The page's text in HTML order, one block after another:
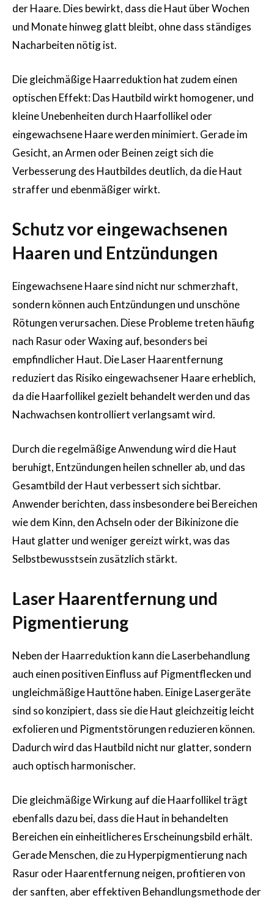
der Haare. Dies bewirkt, dass die Haut über Wochen
und Monate hinweg glatt bleibt, ohne dass ständiges
Nacharbeiten nötig ist.
Die gleichmäßige Haarreduktion hat zudem einen
optischen Effekt: Das Hautbild wirkt homogener, und
kleine Unebenheiten durch Haarfollikel oder
eingewachsene Haare werden minimiert. Gerade im
Gesicht, an Armen oder Beinen zeigt sich die
Verbesserung des Hautbildes deutlich, da die Haut
straffer und ebenmäßiger wirkt.
Schutz vor eingewachsenen
Haaren und Entzündungen
Eingewachsene Haare sind nicht nur schmerzhaft,
sondern können auch Entzündungen und unschöne
Rötungen verursachen. Diese Probleme treten häufig
nach Rasur oder Waxing auf, besonders bei
empfindlicher Haut. Die Laser Haarentfernung
reduziert das Risiko eingewachsener Haare erheblich,
da die Haarfollikel gezielt behandelt werden und das
Nachwachsen kontrolliert verlangsamt wird.
Durch die regelmäßige Anwendung wird die Haut
beruhigt, Entzündungen heilen schneller ab, und das
Gesamtbild der Haut verbessert sich sichtbar.
Anwender berichten, dass insbesondere bei Bereichen
wie dem Kinn, den Achseln oder der Bikinizone die
Haut glatter und weniger gereizt wirkt, was das
Selbstbewusstsein zusätzlich stärkt.
Laser Haarentfernung und
Pigmentierung
Neben der Haarreduktion kann die Laserbehandlung
auch einen positiven Einfluss auf Pigmentflecken und
ungleichmäßige Hauttöne haben. Einige Lasergeräte
sind so konzipiert, dass sie die Haut gleichzeitig leicht
exfolieren und Pigmentstörungen reduzieren können.
Dadurch wird das Hautbild nicht nur glatter, sondern
auch optisch harmonischer.
Die gleichmäßige Wirkung auf die Haarfollikel trägt
ebenfalls dazu bei, dass die Haut in behandelten
Bereichen ein einheitlicheres Erscheinungsbild erhält.
Gerade Menschen, die zu Hyperpigmentierung nach
Rasur oder Haarentfernung neigen, profitieren von
der sanften, aber effektiven Behandlungsmethode der